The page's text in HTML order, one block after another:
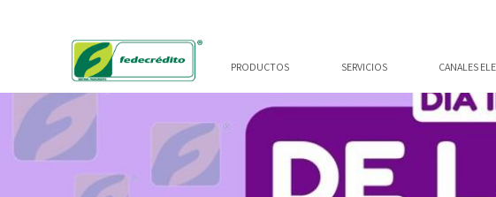
PRODUCTOS SERVICIOS CANALES